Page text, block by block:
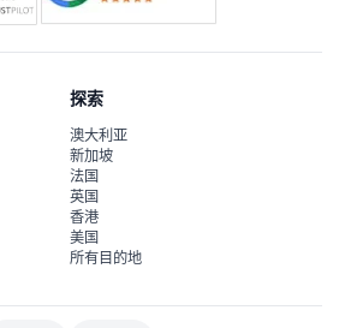
探索
澳大利亚
新加坡
法国
英国
香港
美国
所有目的地